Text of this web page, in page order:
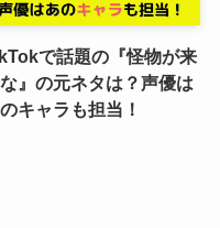
で話題の『怪物が来
』の元ネタは？声優は
キャラも担当！